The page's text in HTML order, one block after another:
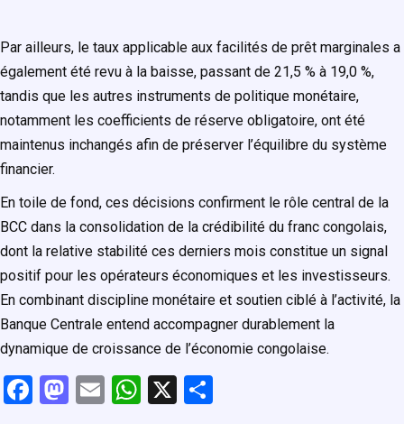
Par ailleurs, le taux applicable aux facilités de prêt marginales a
également été revu à la baisse, passant de 21,5 % à 19,0 %,
tandis que les autres instruments de politique monétaire,
notamment les coefficients de réserve obligatoire, ont été
maintenus inchangés afin de préserver l’équilibre du système
financier.
En toile de fond, ces décisions confirment le rôle central de la
BCC dans la consolidation de la crédibilité du franc congolais,
dont la relative stabilité ces derniers mois constitue un signal
positif pour les opérateurs économiques et les investisseurs.
En combinant discipline monétaire et soutien ciblé à l’activité, la
Banque Centrale entend accompagner durablement la
dynamique de croissance de l’économie congolaise.
F
M E
W X